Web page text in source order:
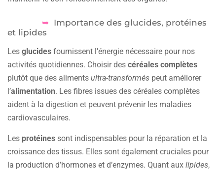
Importance des glucides, protéines
et lipides
Les glucides fournissent l’énergie nécessaire pour nos
activités quotidiennes. Choisir des céréales complètes
plutôt que des aliments ultra-transformés peut améliorer
l’alimentation. Les fibres issues des céréales complètes
aident à la digestion et peuvent prévenir les maladies
cardiovasculaires.
Les protéines sont indispensables pour la réparation et la
croissance des tissus. Elles sont également cruciales pour
la production d’hormones et d’enzymes. Quant aux lipides,